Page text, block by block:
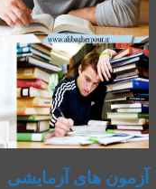
آزمون های آزمایشی